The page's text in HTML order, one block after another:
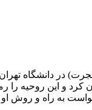
سالگرد هجرت) در
عنوان کرد و این
به راه و روش